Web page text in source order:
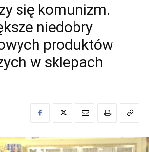
się komunizm.
niedobry
produktów
w sklepach